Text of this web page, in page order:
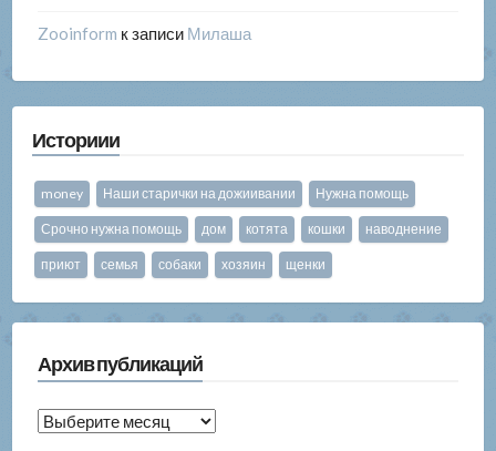
Zooinform к записи Милаша
Историии
money Наши старички на дожиивании Нужна помощь
Срочно нужна помощь дом котята кошки наводнение
приют семья собаки хозяин щенки
Архив публикаций
Архив